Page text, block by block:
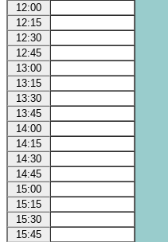
12:00
12:15
12:30
12:45
13:00
13:15
13:30
13:45
14:00
14:15
14:30
14:45
15:00
15:15
15:30
15:45